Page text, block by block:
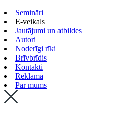
Semināri
E-veikals
Jautājumi un atbildes
Autori
Noderīgi rīki
Brīvbrīdis
Kontakti
Reklāma
Par mums